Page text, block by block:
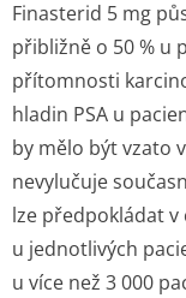
Finasterid 5 mg
přibližně o 50 % u
přítomnosti
hladin PSA u
by mělo být vzato
nevylučuje
lze předpokládat v
u jednotlivých
u více než 3 000